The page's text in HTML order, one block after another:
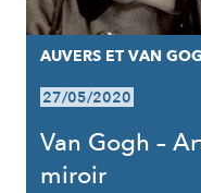
AUVERS ET VAN
27/05/2020
Van Gogh –
miroir